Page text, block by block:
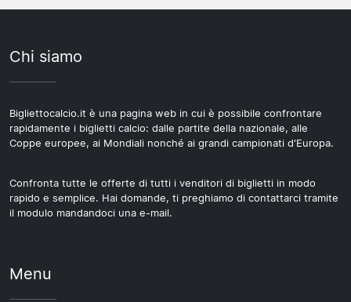
Chi siamo
Bigliettocalcio.it è una pagina web in cui è possibile confrontare
rapidamente i biglietti calcio: dalle partite della nazionale, alle
Coppe europee, ai Mondiali nonché ai grandi campionati d'Europa.
Confronta tutte le offerte di tutti i venditori di biglietti in modo
rapido e semplice. Hai domande, ti preghiamo di contattarci tramite
il modulo mandandoci una e-mail.
Menu